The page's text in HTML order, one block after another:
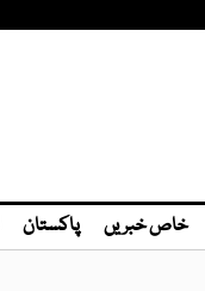
خاص خبریں پاکستان